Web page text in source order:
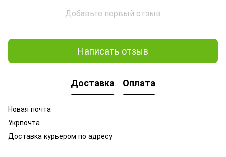
Добавьте первый отзыв
Написать отзыв
Доставка Оплата
Новая почта
Укрпочта
Доставка курьером по адресу